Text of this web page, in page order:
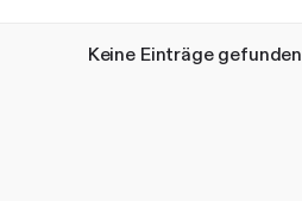
Keine Einträge gefunden